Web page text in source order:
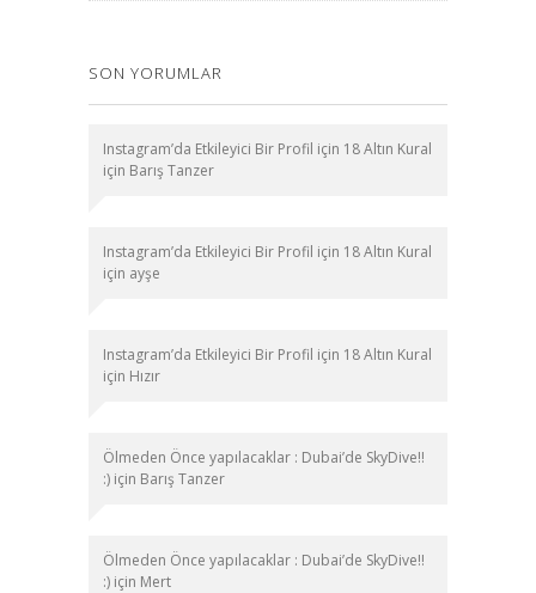
SON YORUMLAR
Instagram’da Etkileyici Bir Profil için 18 Altın Kural
için Barış Tanzer
Instagram’da Etkileyici Bir Profil için 18 Altın Kural
için ayşe
Instagram’da Etkileyici Bir Profil için 18 Altın Kural
için Hızır
Ölmeden Önce yapılacaklar : Dubai’de SkyDive!!
:) için Barış Tanzer
Ölmeden Önce yapılacaklar : Dubai’de SkyDive!!
:) için Mert